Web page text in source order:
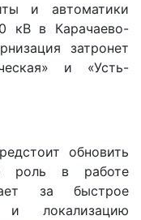
и автоматики
кВ в Карачаево-
затронет
и «Усть-
обновить
роль в работе
за быстрое
и локализацию